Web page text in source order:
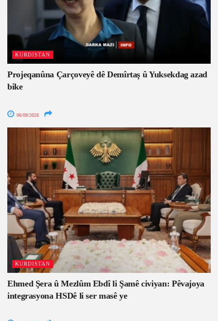
KURDISTAN
Projeqanûna Çarçoveyê dê Demîrtaş û Yuksekdag azad
bike
06/08/2026
KURDISTAN
Ehmed Şera û Mezlûm Ebdî li Şamê civiyan: Pêvajoya
integrasyona HSDê li ser masê ye